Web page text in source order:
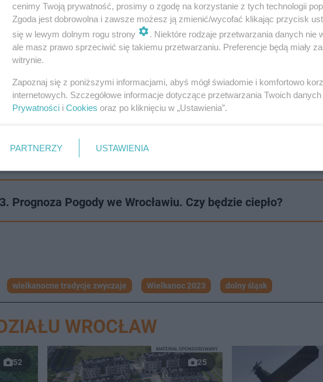
Prognoza Pogody we Wrocławiu. Czy będzie ciepło?
wielkanocne tradycje zwyczaje Wielkanoc 2023 dolny śląsk
WROCŁAW
52 25
MATERIAŁ SPONSOROWANY
cenimy Twoją prywatność, prosimy o zgodę na korzystanie z tych technologii
Zgoda jest dobrowolna i zawsze możesz ją zmienić/wycofać klikając przycisk
się w lewym dolnym rogu strony
. Niektóre rodzaje przetwarzania danych nie
ale masz prawo sprzeciwić się takiemu przetwarzaniu. Preferencje będą miały
witrynie.
Zapoznaj się z poniższymi informacjami, abyś mógł świadomie i komfortowo
internetowych. Szczegółowe informacje dotyczące przetwarzania Twoich
Prywatności i Cookies oraz po kliknięciu w „Ustawienia”.
PARTNERZY USTAWIENIA